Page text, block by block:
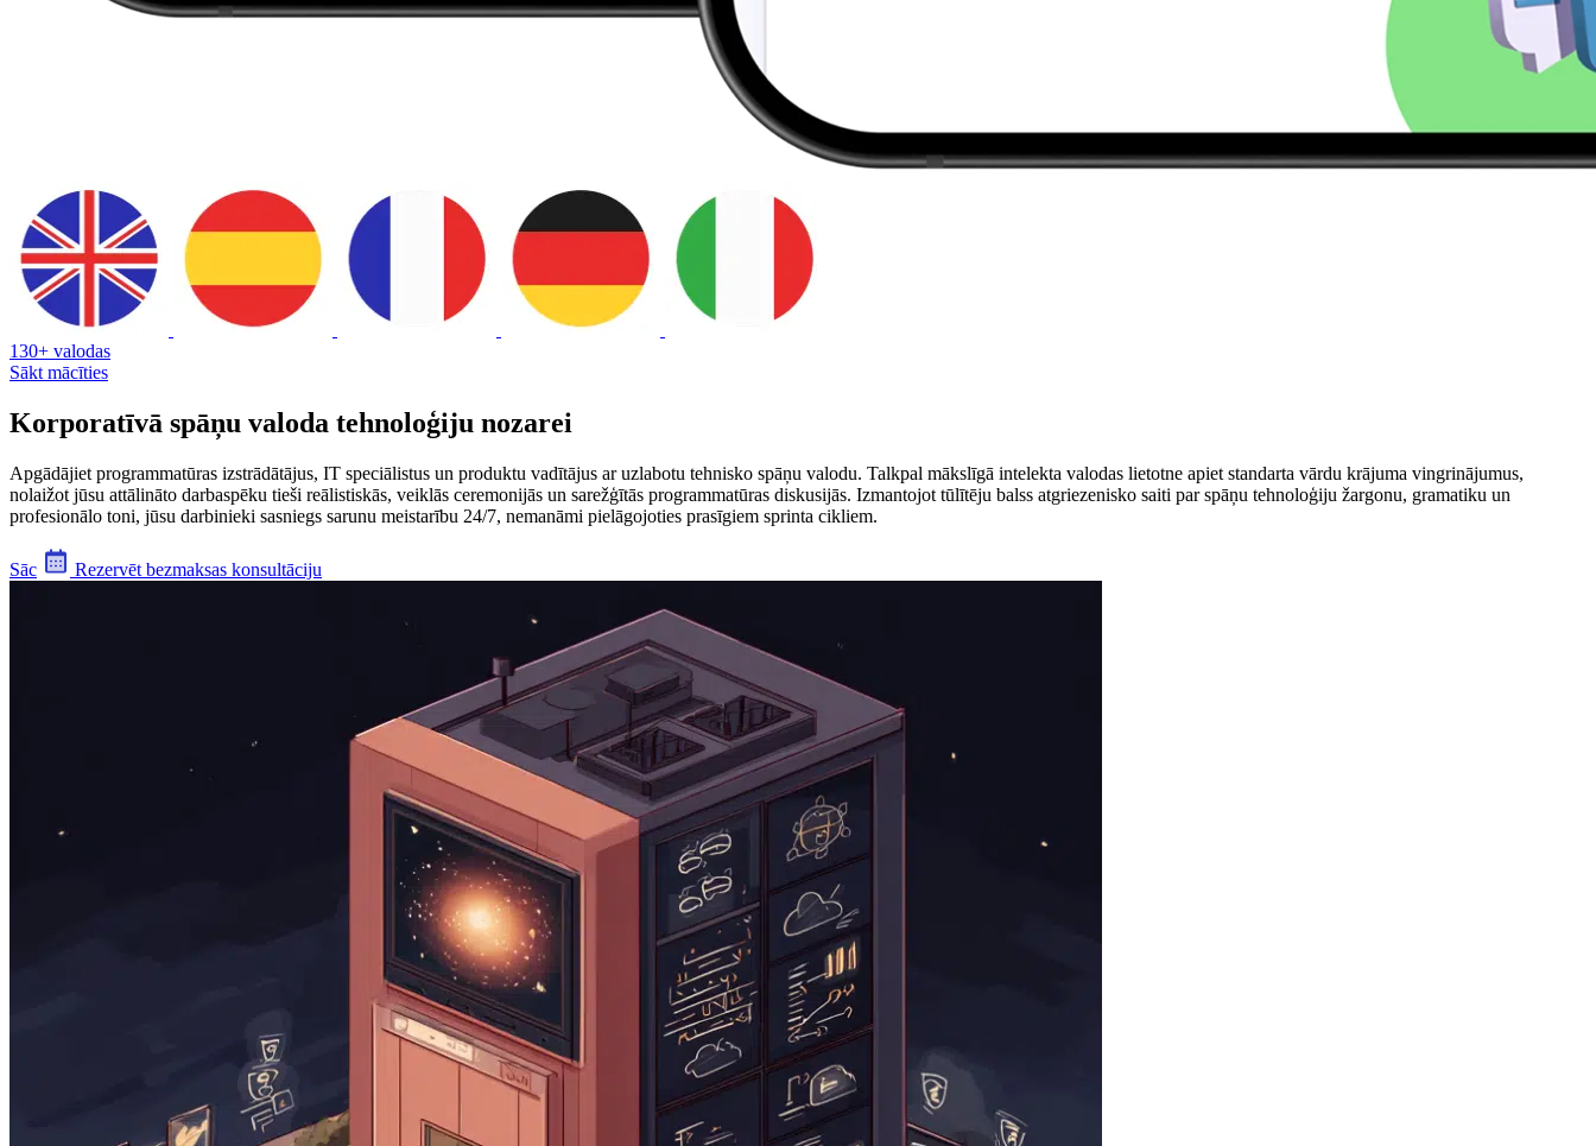
130+ valodas
Sākt mācīties
Korporatīvā spāņu valoda tehnoloģiju nozarei
Apgādājiet programmatūras izstrādātājus, IT speciālistus un produktu vadītājus ar uzlabotu tehnisko spāņu valodu. Talkpal mākslīgā intelekta valodas lietotne apiet standarta vārdu krājuma vingrinājumus,
nolaižot jūsu attālināto darbaspēku tieši reālistiskās, veiklās ceremonijās un sarežģītās programmatūras diskusijās. Izmantojot tūlītēju balss atgriezenisko saiti par spāņu tehnoloģiju žargonu, gramatiku un
profesionālo toni, jūsu darbinieki sasniegs sarunu meistarību 24/7, nemanāmi pielāgojoties prasīgiem sprinta cikliem.
Sāc Rezervēt bezmaksas konsultāciju